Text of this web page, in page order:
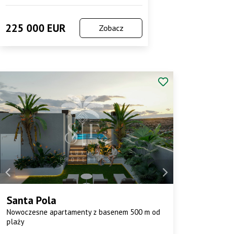
225 000 EUR Zobacz
Santa Pola
Nowoczesne apartamenty z basenem 500 m od
plaży